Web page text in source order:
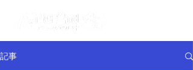
記事